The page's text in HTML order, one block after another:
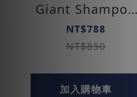
Giant Shampoo
(PA壺.泡沫槍)
NT$788
NT$850
加入購物車